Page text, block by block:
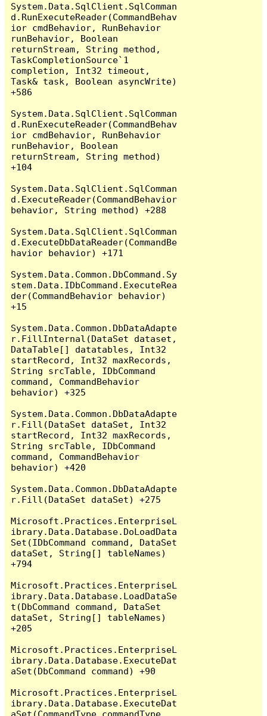
System.Data.SqlClient.SqlComman
d.RunExecuteReader(CommandBehav
ior cmdBehavior, RunBehavior
runBehavior, Boolean
returnStream, String method,
TaskCompletionSource`1
completion, Int32 timeout,
Task& task, Boolean asyncWrite)
+586
System.Data.SqlClient.SqlComman
d.RunExecuteReader(CommandBehav
ior cmdBehavior, RunBehavior
runBehavior, Boolean
returnStream, String method)
+104
System.Data.SqlClient.SqlComman
d.ExecuteReader(CommandBehavior
behavior, String method) +288
System.Data.SqlClient.SqlComman
d.ExecuteDbDataReader(CommandBe
havior behavior) +171
System.Data.Common.DbCommand.Sy
stem.Data.IDbCommand.ExecuteRea
der(CommandBehavior behavior)
+15
System.Data.Common.DbDataAdapte
r.FillInternal(DataSet dataset,
DataTable[] datatables, Int32
startRecord, Int32 maxRecords,
String srcTable, IDbCommand
command, CommandBehavior
behavior) +325
System.Data.Common.DbDataAdapte
r.Fill(DataSet dataSet, Int32
startRecord, Int32 maxRecords,
String srcTable, IDbCommand
command, CommandBehavior
behavior) +420
System.Data.Common.DbDataAdapte
r.Fill(DataSet dataSet) +275
Microsoft.Practices.EnterpriseL
ibrary.Data.Database.DoLoadData
Set(IDbCommand command, DataSet
dataSet, String[] tableNames)
+794
Microsoft.Practices.EnterpriseL
ibrary.Data.Database.LoadDataSe
t(DbCommand command, DataSet
dataSet, String[] tableNames)
+205
Microsoft.Practices.EnterpriseL
ibrary.Data.Database.ExecuteDat
aSet(DbCommand command) +90
Microsoft.Practices.EnterpriseL
ibrary.Data.Database.ExecuteDat
aSet(CommandType commandType,